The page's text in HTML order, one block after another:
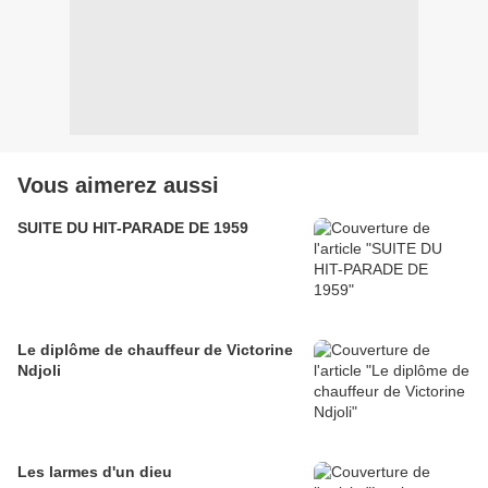
Vous aimerez aussi
SUITE DU HIT-PARADE DE 1959
Le diplôme de chauffeur de Victorine
Ndjoli
Les larmes d'un dieu